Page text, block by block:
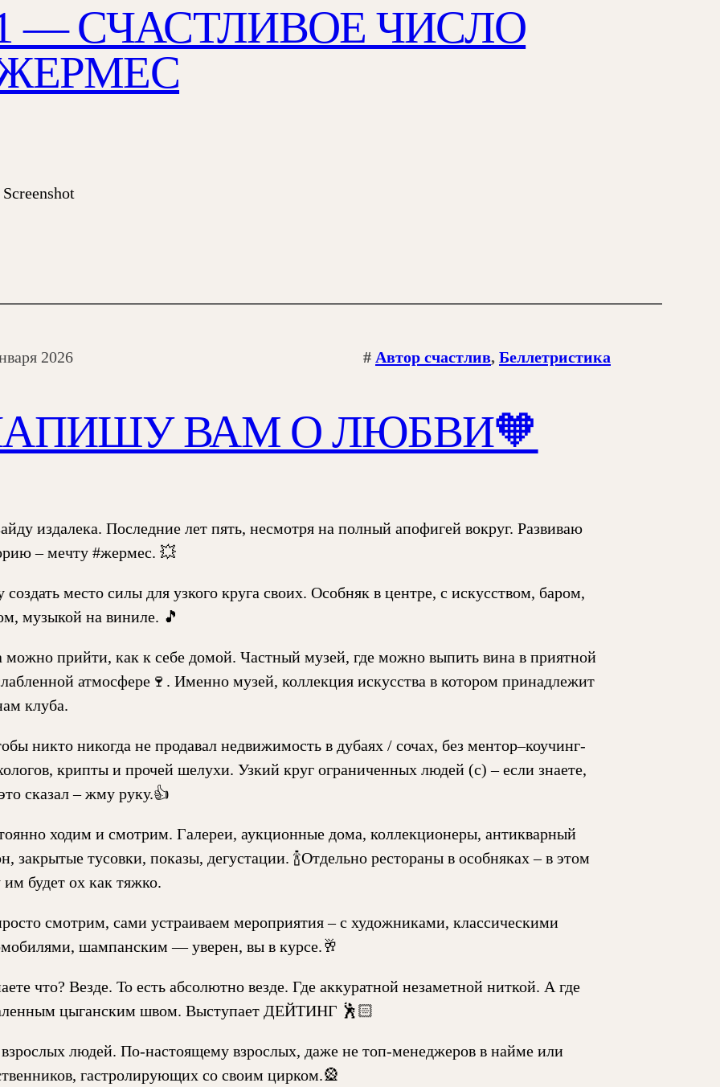
— СЧАСТЛИВОЕ ЧИСЛО
Screenshot
2026 # Автор счастлив, Беллетристика
ВАМ О ЛЮБВИ🧡
издалека. Последние лет пять, несмотря на полный апофигей вокруг. Развиваю
– мечту #жермес. 💥
создать место силы для узкого круга своих. Особняк в центре, с искусством, баром,
музыкой на виниле. 🎵
можно прийти, как к себе домой. Частный музей, где можно выпить вина в приятной
атмосфере🍷. Именно музей, коллекция искусства в котором принадлежит
клуба.
никто никогда не продавал недвижимость в дубаях / сочах, без ментор–коучинг-
крипты и прочей шелухи. Узкий круг ограниченных людей (с) – если знаете,
сказал – жму руку.👍
ходим и смотрим. Галереи, аукционные дома, коллекционеры, антикварный
закрытые тусовки, показы, дегустации. 🍾Отдельно рестораны в особняках – в этом
им будет ох как тяжко.
смотрим, сами устраиваем мероприятия – с художниками, классическими
шампанским — уверен, вы в курсе.🥂
что? Везде. То есть абсолютно везде. Где аккуратной незаметной ниткой. А где
цыганским швом. Выступает ДЕЙТИНГ 🕺🏻
людей. По-настоящему взрослых, даже не топ-менеджеров в найме или
гастролирующих со своим цирком.🎡